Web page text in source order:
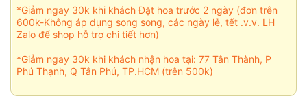
*Giảm ngay 30k khi khách Đặt hoa trước 2 ngày (đơn trên
600k-Không áp dụng song song, các ngày lễ, tết .v.v. LH
Zalo để shop hỗ trợ chi tiết hơn)
*Giảm ngay 30k khi khách nhận hoa tại: 77 Tân Thành, P
Phú Thạnh, Q Tân Phú, TP.HCM (trên 500k)